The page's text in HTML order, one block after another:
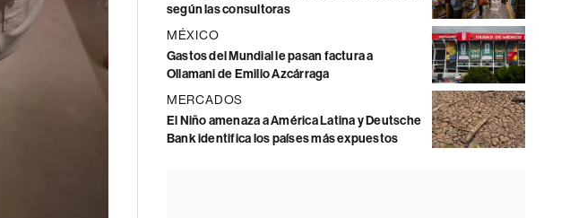
según las consultoras
MÉXICO
Gastos del Mundial le pasan factura a
Ollamani de Emilio Azcárraga
MERCADOS
El Niño amenaza a América Latina y Deutsche
Bank identifica los países más expuestos